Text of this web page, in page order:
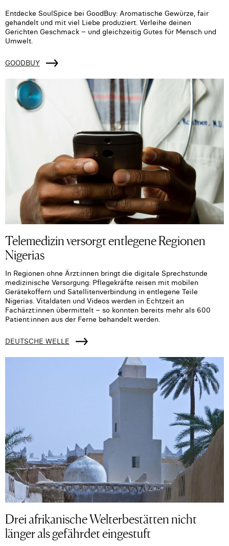
Entdecke SoulSpice bei GoodBuy: Aromatische Gewürze, fair
gehandelt und mit viel Liebe produziert. Verleihe deinen
Gerichten Geschmack – und gleichzeitig Gutes für Mensch und
Umwelt.
GOODBUY
Telemedizin versorgt entlegene Regionen
Nigerias
In Regionen ohne Ärzt:innen bringt die digitale Sprechstunde
medizinische Versorgung: Pflegekräfte reisen mit mobilen
Gerätekoffern und Satellitenverbindung in entlegene Teile
Nigerias. Vitaldaten und Videos werden in Echtzeit an
Fachärzt:innen übermittelt – so konnten bereits mehr als 600
Patient:innen aus der Ferne behandelt werden.
DEUTSCHE WELLE
Drei afrikanische Welterbestätten nicht
länger als gefährdet eingestuft